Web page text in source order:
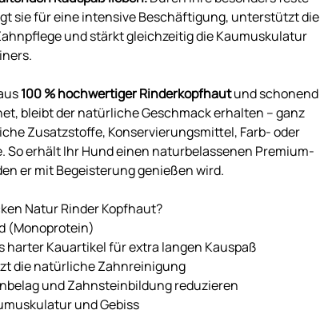
sie für eine intensive Beschäftigung, unterstützt die
und stärkt gleichzeitig die Kaumuskulatur
100 % hochwertiger Rinderkopfhautund schonend
bleibt der natürliche Geschmack erhalten – ganz
Zusatzstoffe, Konservierungsmittel, Farb- oder
So erhält Ihr Hund einen naturbelassenen Premium-
er mit Begeisterung genießen wird.
Natur Rinder Kopfhaut?
(Monoprotein)
harter Kauartikel für extra langen Kauspaß
die natürliche Zahnreinigung
und Zahnsteinbildung reduzieren
und Gebiss